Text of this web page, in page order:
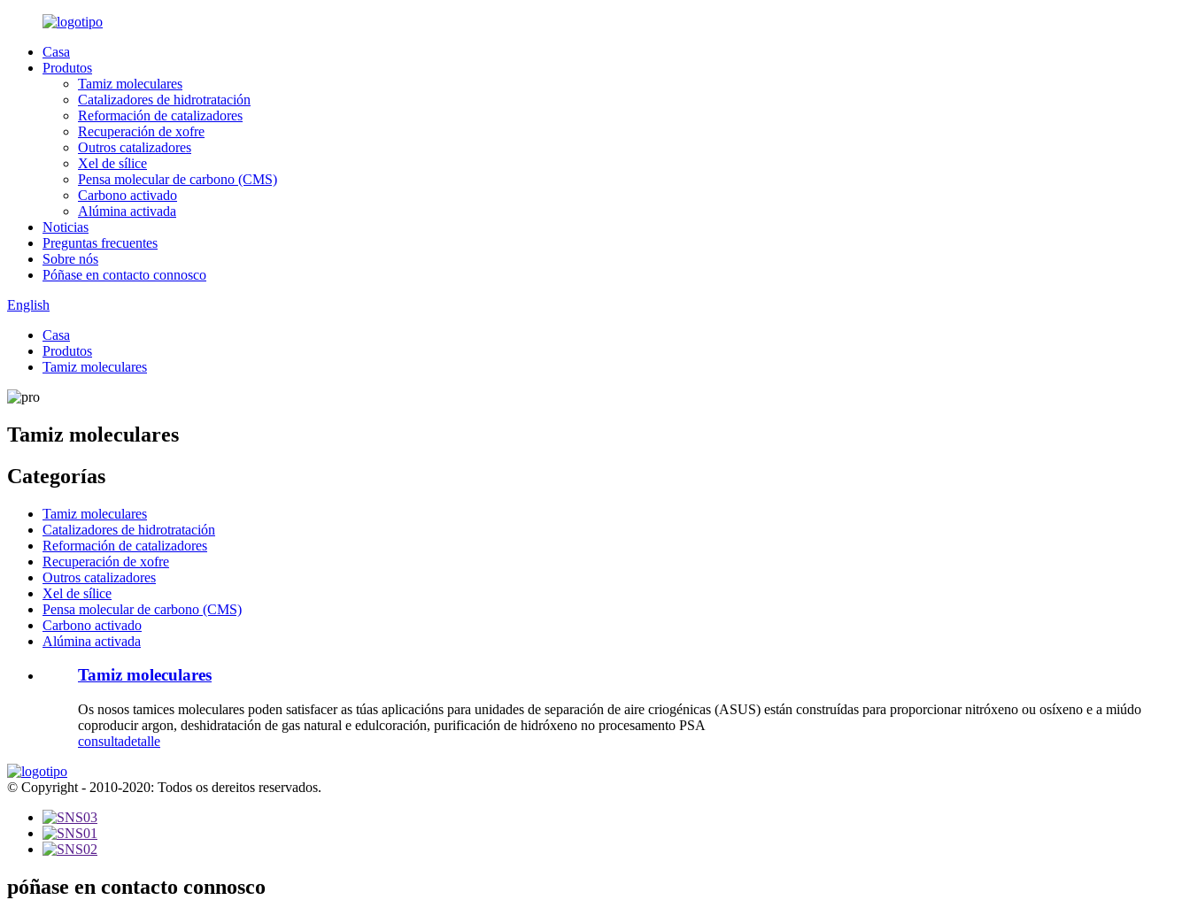
Casa
Produtos
Tamiz moleculares
Catalizadores de hidrotratación
Reformación de catalizadores
Recuperación de xofre
Outros catalizadores
Xel de sílice
Pensa molecular de carbono (CMS)
Carbono activado
Alúmina activada
Noticias
Preguntas frecuentes
Sobre nós
Póñase en contacto connosco
English
Casa
Produtos
Tamiz moleculares
Tamiz moleculares
Categorías
Tamiz moleculares
Catalizadores de hidrotratación
Reformación de catalizadores
Recuperación de xofre
Outros catalizadores
Xel de sílice
Pensa molecular de carbono (CMS)
Carbono activado
Alúmina activada
Tamiz moleculares
Os nosos tamices moleculares poden satisfacer as túas aplicacións para unidades de separación de aire criogénicas (ASUS) están construídas para proporcionar nitróxeno ou osíxeno e a miúdo
coproducir argon, deshidratación de gas natural e edulcoración, purificación de hidróxeno no procesamento PSA
consultadetalle
© Copyright - 2010-2020: Todos os dereitos reservados.
póñase en contacto connosco